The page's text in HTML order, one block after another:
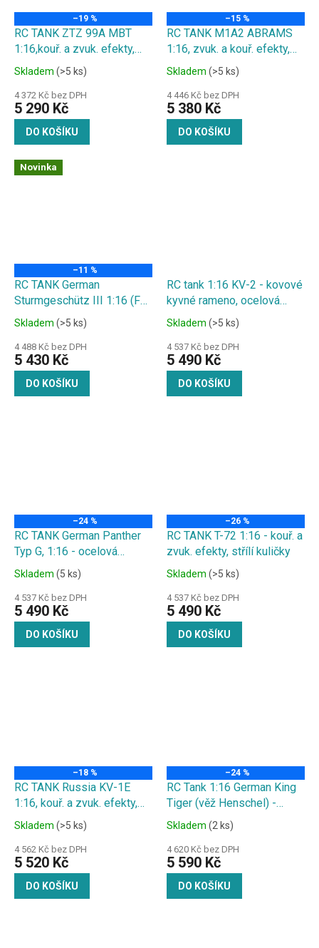
–19 %
RC TANK ZTZ 99A MBT
1:16,kouř. a zvuk. efekty,
střílí kuličky, 6.0 infra
Skladem (>5 ks)
4 372 Kč bez DPH
5 290 Kč
DO KOŠÍKU
–15 %
RC TANK M1A2 ABRAMS
1:16, zvuk. a kouř. efekty,
střílí kuličky
Skladem (>5 ks)
4 446 Kč bez DPH
5 380 Kč
DO KOŠÍKU
Novinka
–11 %
RC TANK German
Sturmgeschütz III 1:16 (F8
Type), kouř. a zvuk.
efekty,střílí kuličky
Skladem (>5 ks)
4 488 Kč bez DPH
5 430 Kč
DO KOŠÍKU
RC tank 1:16 KV-2 - kovové
kyvné rameno, ocelová
převodovka, vystužení
hlavně , zvuk. a kouř. efekty,
střílí kuličky
Skladem (>5 ks)
4 537 Kč bez DPH
5 490 Kč
DO KOŠÍKU
–24 %
RC TANK German Panther
Typ G, 1:16 - ocelová
převodovka, kouř. a zvuk.
efekty, střílí kuličky
Skladem (5 ks)
4 537 Kč bez DPH
5 490 Kč
DO KOŠÍKU
–26 %
RC TANK T-72 1:16 - kouř. a
zvuk. efekty, střílí kuličky
Skladem (>5 ks)
4 537 Kč bez DPH
5 490 Kč
DO KOŠÍKU
–18 %
RC TANK Russia KV-1E
1:16, kouř. a zvuk. efekty,
ocelové převody, střílí
Skladem (>5 ks)
4 562 Kč bez DPH
5 520 Kč
DO KOŠÍKU
–24 %
RC Tank 1:16 German King
Tiger (věž Henschel) -
ocelová převodovka, zvuk.
a kouř. efekty, střílí kuličky
Skladem (2 ks)
4 620 Kč bez DPH
5 590 Kč
DO KOŠÍKU